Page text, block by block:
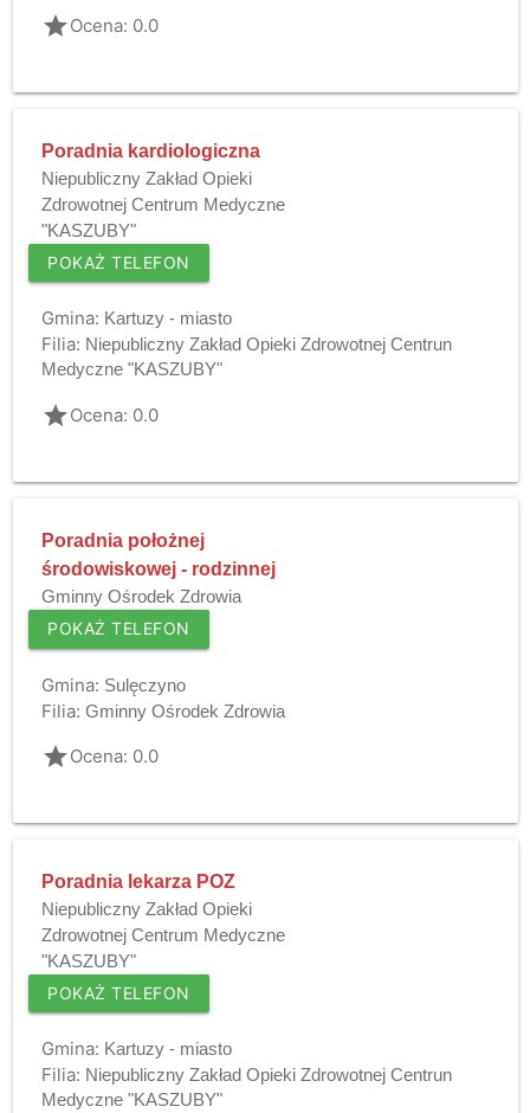
gradeOcena: 0.0
Poradnia kardiologiczna
Niepubliczny Zakład Opieki
Zdrowotnej Centrum Medyczne
"KASZUBY"
POKAŻ TELEFON
Gmina: Kartuzy - miasto
Filia: Niepubliczny Zakład Opieki Zdrowotnej Centrun
Medyczne "KASZUBY"
gradeOcena: 0.0
Poradnia położnej
środowiskowej - rodzinnej
Gminny Ośrodek Zdrowia
POKAŻ TELEFON
Gmina: Sulęczyno
Filia: Gminny Ośrodek Zdrowia
gradeOcena: 0.0
Poradnia lekarza POZ
Niepubliczny Zakład Opieki
Zdrowotnej Centrum Medyczne
"KASZUBY"
POKAŻ TELEFON
Gmina: Kartuzy - miasto
Filia: Niepubliczny Zakład Opieki Zdrowotnej Centrun
Medyczne "KASZUBY"